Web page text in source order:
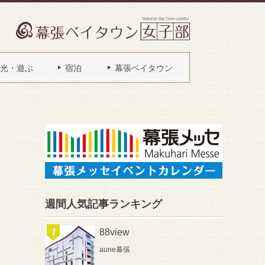
・遊ぶ 宿泊 幕張ベイタウン
週間人気記事ランキング
88view
aune幕張